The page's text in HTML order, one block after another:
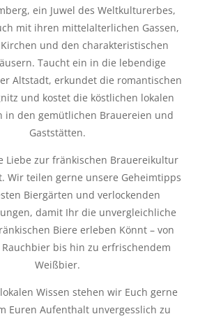
ein Juwel des Weltkulturerbes,
mit ihren mittelalterlichen Gassen,
und den charakteristischen
Taucht ein in die lebendige
Altstadt, erkundet die romantischen
und kostet die köstlichen lokalen
in den gemütlichen Brauereien und
Gaststätten.
Liebe zur fränkischen Brauereikultur
Wir teilen gerne unsere Geheimtipps
Biergärten und verlockenden
damit Ihr die unvergleichliche
Biere erleben Könnt – von
bis hin zu erfrischendem
Weißbier.
Wissen stehen wir Euch gerne
Euren Aufenthalt unvergesslich zu